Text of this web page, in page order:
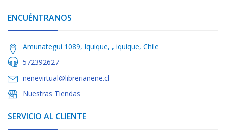
ENCUÉNTRANOS
Amunategui 1089, Iquique, , iquique, Chile
572392627
nenevirtual@librerianene.cl
Nuestras Tiendas
SERVICIO AL CLIENTE